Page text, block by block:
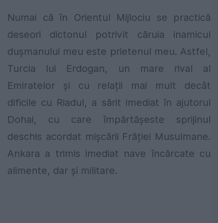
Numai că în Orientul Mijlociu se practică
deseori dictonul potrivit căruia inamicul
dușmanului meu este prietenul meu. Astfel,
Turcia lui Erdogan, un mare rival al
Emiratelor și cu relații mai mult decât
dificile cu Riadul, a sărit imediat în ajutorul
Dohai, cu care împărtăşeste sprijinul
deschis acordat mișcării Frăției Musulmane.
Ankara a trimis imediat nave încărcate cu
alimente, dar și militare.